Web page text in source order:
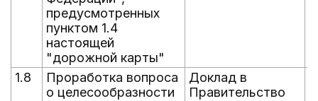
предусмотренных
пунктом 1.4
настоящей
"дорожной карты"
1.8
Проработка вопроса
о целесообразности
Доклад в
Правительство